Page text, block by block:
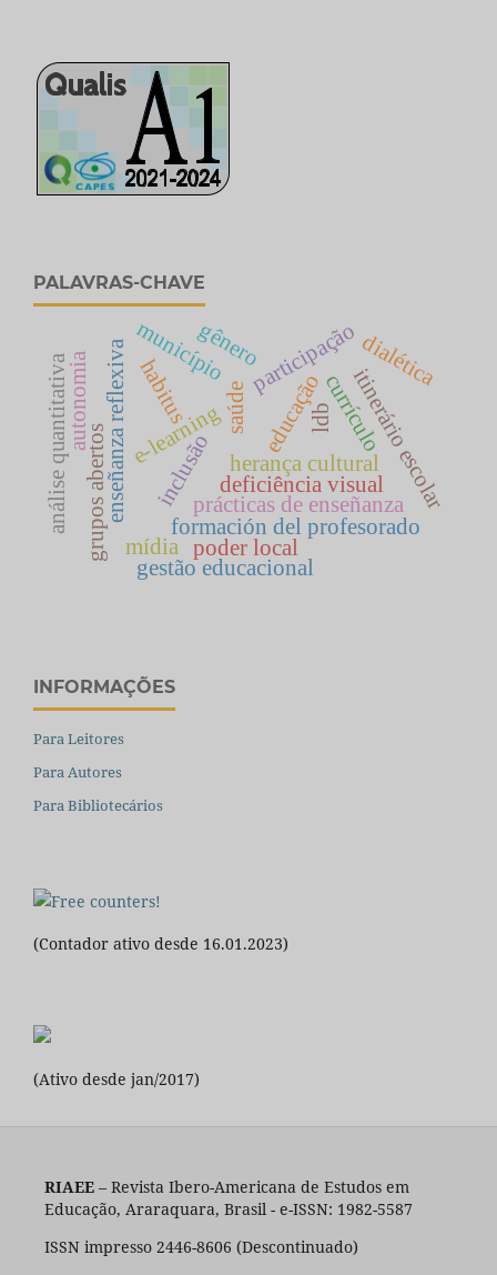
PALAVRAS-CHAVE
educação
deficiência visual
inclusão
e-learning
formación del profesorado
prácticas de enseñanza
enseñanza reflexiva habitus
herança culturalitinerário escolar
saúde
participação
grupos abertos
dialética
município
autonomia
poder local
gestão educacional
currículo
ldb
gênero
mídia
análise quantitativa
INFORMAÇÕES
Para Leitores
Para Autores
Para Bibliotecários
(Contador ativo desde 16.01.2023)
(Ativo desde jan/2017)
RIAEE– Revista Ibero-Americana de Estudos em
Educação, Araraquara, Brasil - e-ISSN: 1982-5587
ISSN impresso 2446-8606 (Descontinuado)